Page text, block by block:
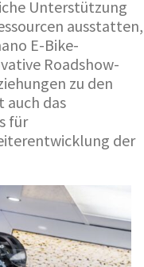
Unterstützung
ausstatten,
E-Bike-
Roadshow-
zu den
auch das
für
der